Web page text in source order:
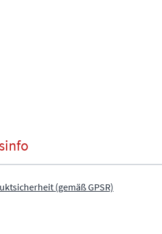
(gemäß GPSR)